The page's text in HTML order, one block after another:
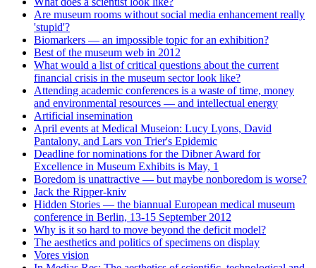
Are museum rooms without social media enhancement really
'stupid'?
Biomarkers — an impossible topic for an exhibition?
Best of the museum web in 2012
What would a list of critical questions about the current
financial crisis in the museum sector look like?
Attending academic conferences is a waste of time, money
and environmental resources — and intellectual energy
Artificial insemination
April events at Medical Museion: Lucy Lyons, David
Pantalony, and Lars von Trier's Epidemic
Deadline for nominations for the Dibner Award for
Excellence in Museum Exhibits is May, 1
Boredom is unattractive — but maybe nonboredom is worse?
Jack the Ripper-kniv
Hidden Stories — the biannual European medical museum
conference in Berlin, 13-15 September 2012
Why is it so hard to move beyond the deficit model?
The aesthetics and politics of specimens on display
Vores vision